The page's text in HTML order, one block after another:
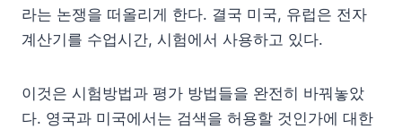
라는 논쟁을 떠올리게 한다. 결국 미국, 유럽은 전자
계산기를 수업시간, 시험에서 사용하고 있다.
이것은 시험방법과 평가 방법들을 완전히 바꿔놓았
다. 영국과 미국에서는 검색을 허용할 것인가에 대한